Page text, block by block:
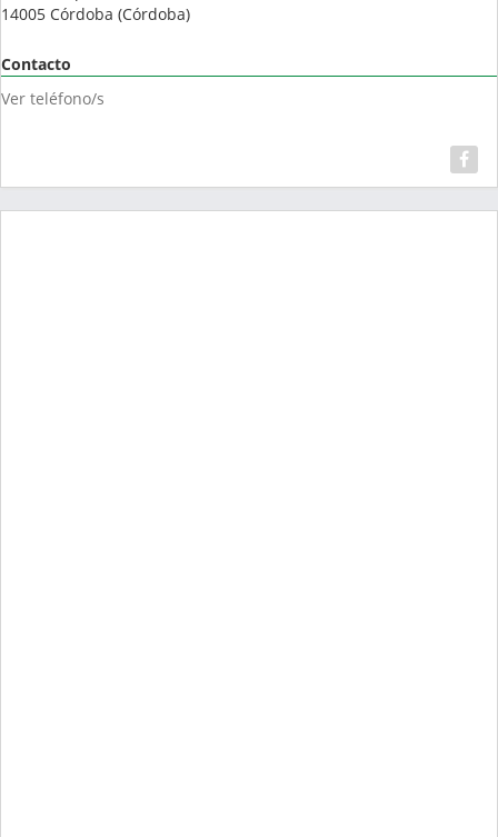
14005 Córdoba (Córdoba)
Contacto
Ver teléfono/s